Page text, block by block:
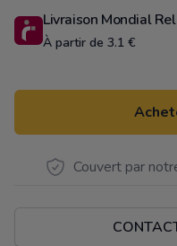
Livraison Mondial
À partir de 3.1 €
Couvert par